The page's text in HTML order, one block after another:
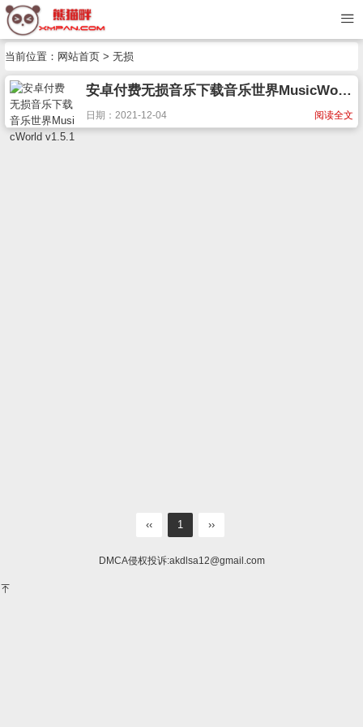
当前位置： 网站首页 > 无损
安卓付费无损音乐下载音乐世界MusicWorld v1.5.1
阅读全文
日期：2021-12-04
‹‹ 1 ››
DMCA侵权投诉:akdlsa12@gmail.com